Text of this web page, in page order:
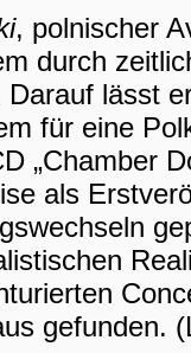
, polnischer
durch
lässt
für eine
„Chamber
als
gefunden.